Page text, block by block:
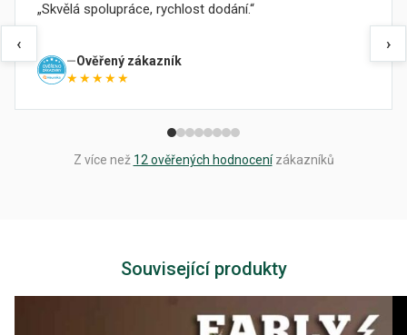
‹
Skvělá spolupráce, rychlost dodání.
Ověřený zákazník
★★★★★
›
Z více než 12 ověřených hodnocenízákazníků
Související produkty